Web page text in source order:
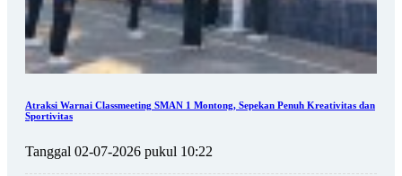
Atraksi Warnai Classmeeting SMAN 1 Montong, Sepekan Penuh Kreativitas dan
Sportivitas
Tanggal 02-07-2026 pukul 10:22